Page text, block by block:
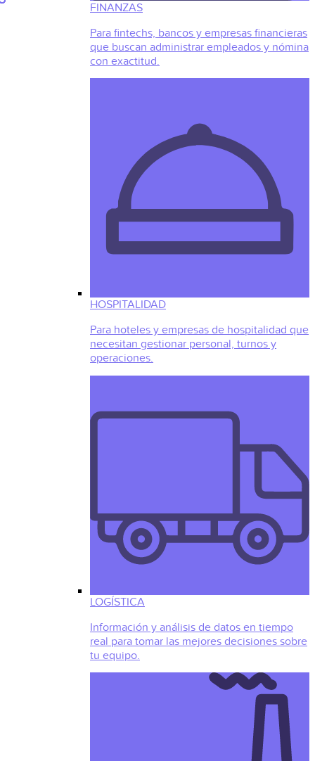
FINANZAS
Para fintechs, bancos y empresas financieras
que buscan administrar empleados y nómina
con exactitud.
HOSPITALIDAD
Para hoteles y empresas de hospitalidad que
necesitan gestionar personal, turnos y
operaciones.
LOGÍSTICA
Información y análisis de datos en tiempo
real para tomar las mejores decisiones sobre
tu equipo.